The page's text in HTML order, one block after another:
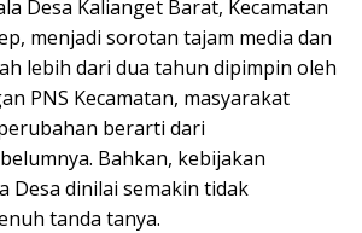
Desa Kalianget Barat, Kecamatan
menjadi sorotan tajam media dan
lebih dari dua tahun dipimpin oleh
PNS Kecamatan, masyarakat
berarti dari
Bahkan, kebijakan
Desa dinilai semakin tidak
tanda tanya.